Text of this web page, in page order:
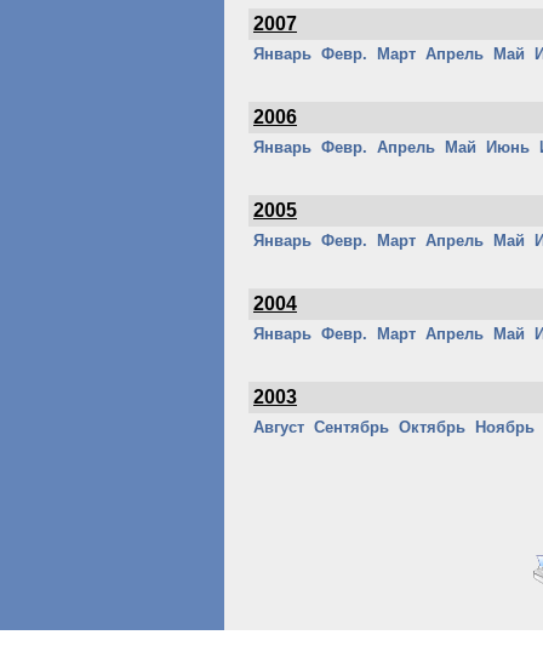
2007
Январь Февр. Март Апрель Май
2006
Январь Февр. Апрель Май Июнь
2005
Январь Февр. Март Апрель Май
2004
Январь Февр. Март Апрель Май
2003
Август Сентябрь Октябрь Ноябрь